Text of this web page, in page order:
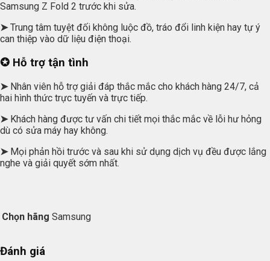
Samsung Z Fold 2 trước khi sửa.
➤Trung tâm tuyệt đối không luộc đồ, tráo đổi linh kiện hay tự ý
can thiệp vào dữ liệu điện thoại.
✪ Hỗ trợ tận tình
➤Nhân viên hỗ trợ giải đáp thắc mắc cho khách hàng 24/7, cả
hai hình thức trực tuyến và trực tiếp.
➤Khách hàng được tư vấn chi tiết mọi thắc mắc về lỗi hư hỏng
dù có sửa máy hay không.
➤Mọi phản hồi trước và sau khi sử dụng dịch vụ đều được lắng
nghe và giải quyết sớm nhất.
Chọn hãng Samsung
Đánh giá